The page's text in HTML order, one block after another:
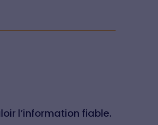
l’information fiable.